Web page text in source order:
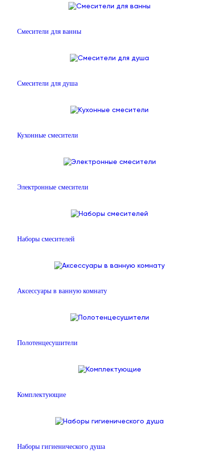
Смесители для ванны
Смесители для душа
Кухонные смесители
Электронные смесители
Наборы смесителей
Аксессуары в ванную комнату
Полотенцесушители
Комплектующие
Наборы гигиенического душа